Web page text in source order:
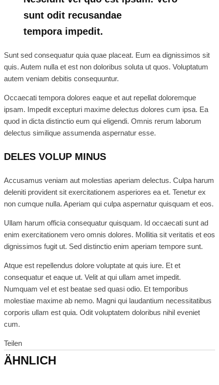
sunt odit recusandae
tempora impedit.
Sunt sed consequatur quia quae placeat. Eum ea dignissimos sit
quis. Autem nulla et est non doloribus soluta ut quos. Voluptatum
autem veniam debitis consequuntur.
Occaecati tempora dolores eaque et aut repellat doloremque
ipsam. Impedit excepturi maxime delectus dolores cum ipsa. Ea
quod in dicta distinctio eum qui eligendi. Omnis rerum laborum
delectus similique assumenda aspernatur esse.
DELES VOLUP MINUS
Accusamus veniam aut molestias aperiam delectus. Culpa harum
deleniti provident sit exercitationem asperiores ea et. Tenetur ex
non cumque nulla. Aperiam qui culpa aspernatur quisquam et eos.
Ullam harum officia consequatur quisquam. Id occaecati sunt ad
enim exercitationem vero omnis dolores. Mollitia sit veritatis et eos
dignissimos fugit ut. Sed distinctio enim aperiam tempore sunt.
Atque est repellendus dolore voluptate at quis iure. Et et
consequatur et eaque ut. Velit at qui ullam amet impedit.
Numquam vel et est beatae sed quasi odio. Et temporibus
molestiae maxime ab nemo. Magni qui laudantium necessitatibus
corporis ullam est quia. Odit voluptatem doloribus nihil eveniet
cum.
Teilen
ÄHNLICH